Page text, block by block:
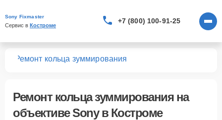
Sony Fixmaster
Сервис в Костроме
+7 (800) 100-91-25
Ремонт кольца зуммирования
Ремонт кольца зуммированияна
объективе Sony в Костроме